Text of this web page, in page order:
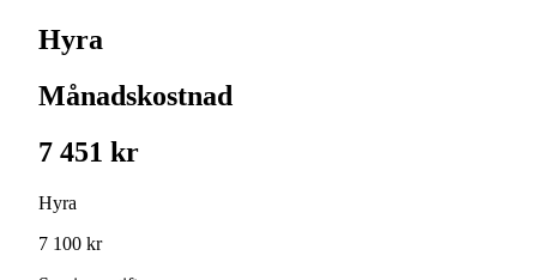
Hyra
Månadskostnad
7 451 kr
Hyra
7 100 kr